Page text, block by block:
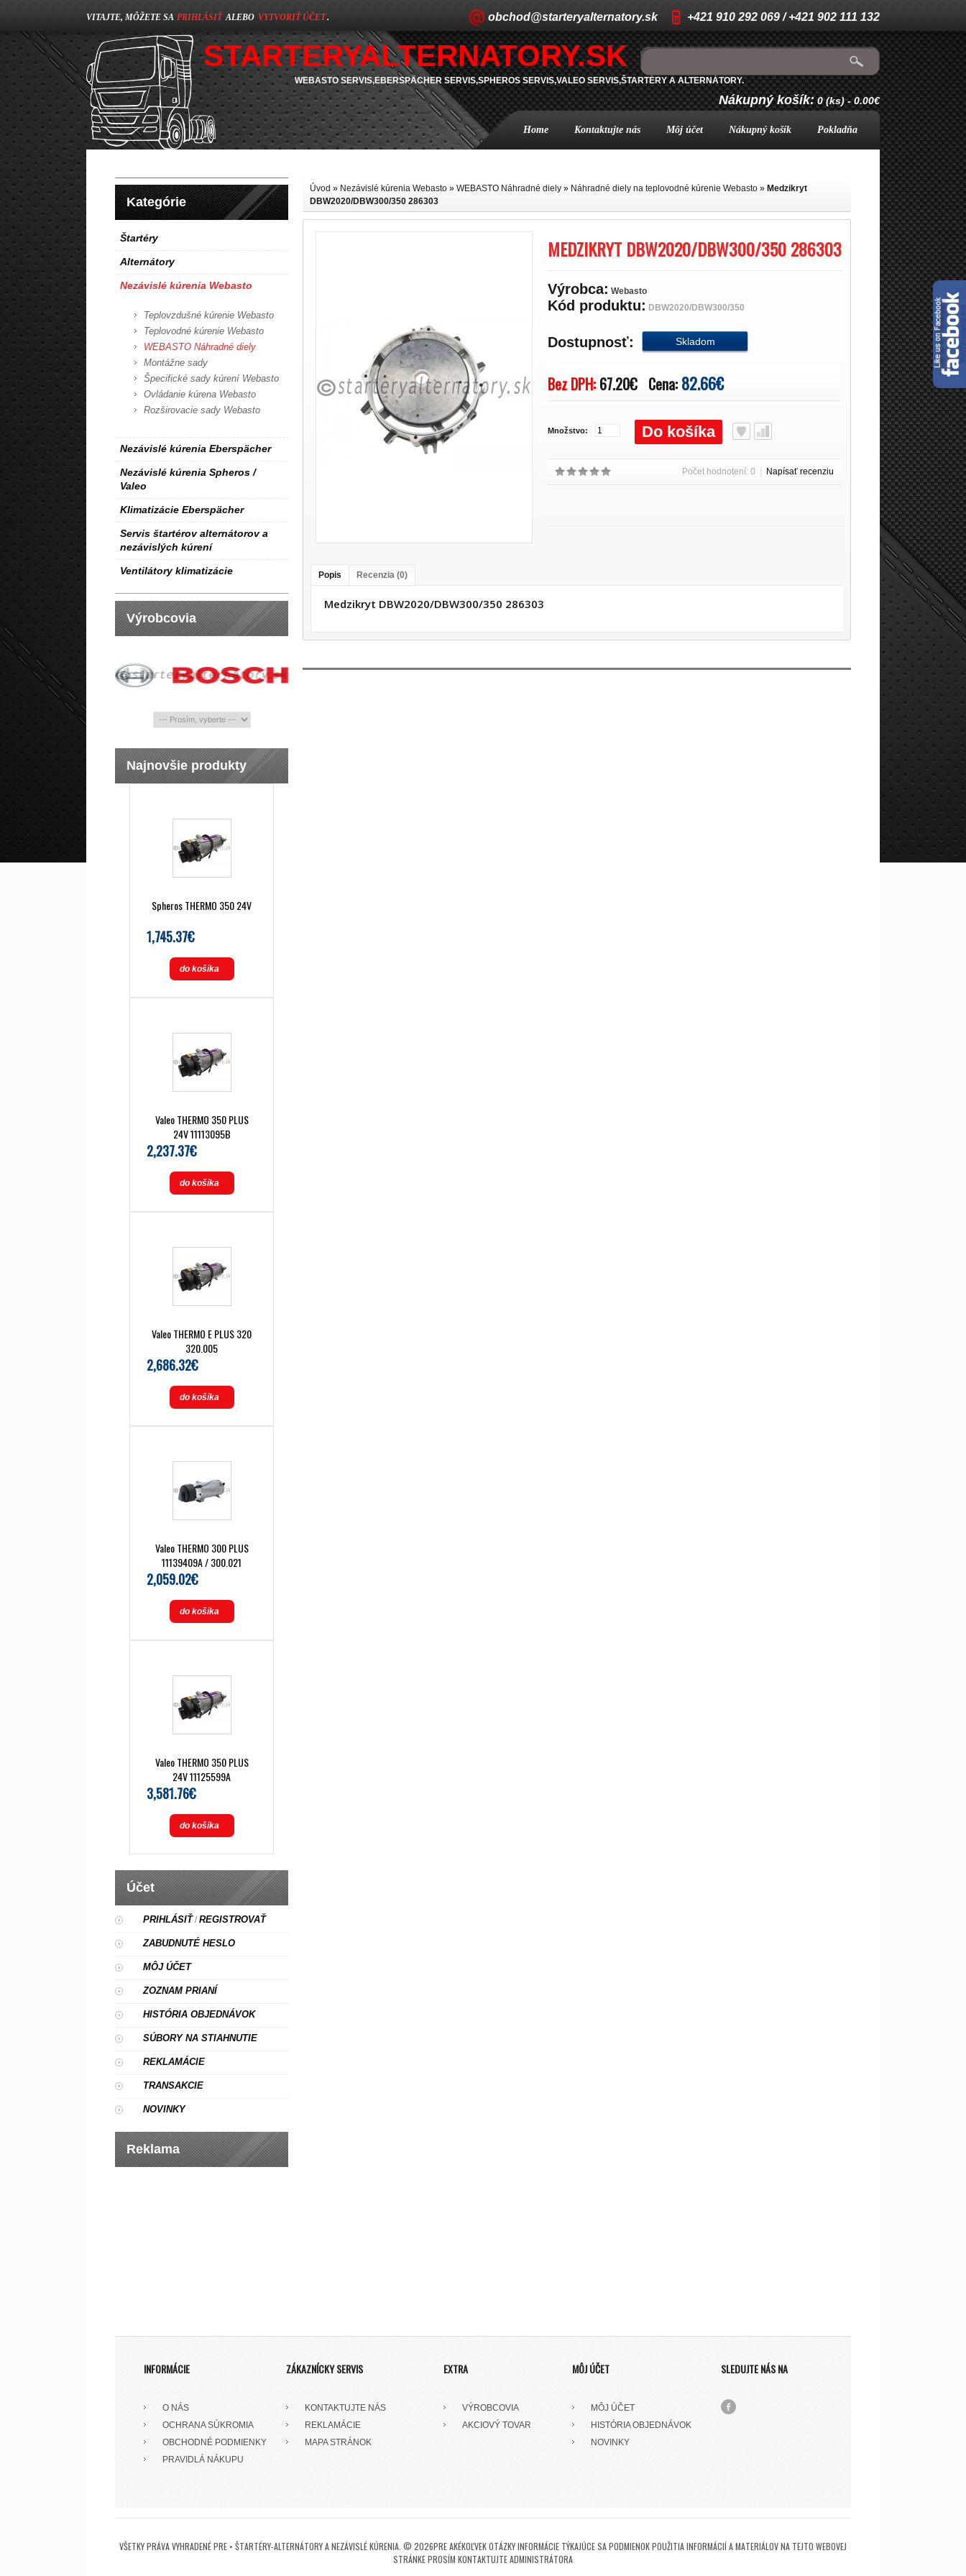
VITAJTE, MÔŽETE SA PRIHLÁSIŤ ALEBO VYTVORIŤ ÚČET. +421 910 292 069 / +421 902 111 132
obchod@starteryalternatory.sk
STARTERYALTERNATORY.SK
WEBASTO SERVIS,EBERSPÄCHER SERVIS,SPHEROS SERVIS,VALEO SERVIS,ŠTARTÉRY A ALTERNÁTORY.
Nákupný košík: 0 (ks) - 0.00€
Home Kontaktujte nás Môj účet Nákupný košík Pokladňa
Kategórie
Štartéry
Alternátory
Nezávislé kúrenia Webasto
Teplovzdušné kúrenie Webasto
Teplovodné kúrenie Webasto
WEBASTO Náhradné diely
Montážne sady
Špecifické sady kúrení Webasto
Ovládanie kúrena Webasto
Rozširovacie sady Webasto
Nezávislé kúrenia Eberspächer
Nezávislé kúrenia Spheros /
Valeo
Klimatizácie Eberspächer
Servis štartérov alternátorov a
nezávislých kúrení
Ventilátory klimatizácie
Výrobcovia
Najnovšie produkty
Spheros THERMO 350 24V
1,745.37€
do košíka
Valeo THERMO 350 PLUS
24V 11113095B
2,237.37€
do košíka
Valeo THERMO E PLUS 320
320.005
2,686.32€
do košíka
Valeo THERMO 300 PLUS
11139409A / 300.021
2,059.02€
do košíka
Valeo THERMO 350 PLUS
24V 11125599A
3,581.76€
do košíka
Účet
PRIHLÁSIŤ/REGISTROVAŤ
ZABUDNUTÉ HESLO
MÔJ ÚČET
ZOZNAM PRIANÍ
HISTÓRIA OBJEDNÁVOK
SÚBORY NA STIAHNUTIE
REKLAMÁCIE
TRANSAKCIE
NOVINKY
Reklama
Úvod » Nezávislé kúrenia Webasto » WEBASTO Náhradné diely » Náhradné diely na teplovodné kúrenie Webasto » Medzikryt
DBW2020/DBW300/350 286303
MEDZIKRYT DBW2020/DBW300/350 286303
Výrobca: Webasto
Kód produktu: DBW2020/DBW300/350
Dostupnosť: Skladom
Bez DPH: 67.20€ Cena: 82.66€
Množstvo: Do košíka
Počet hodnotení: 0 Napísať recenziu
Popis Recenzia (0)
Medzikryt DBW2020/DBW300/350 286303
INFORMÁCIE
O NÁS
OCHRANA SÚKROMIA
OBCHODNÉ PODMIENKY
PRAVIDLÁ NÁKUPU
ZÁKAZNÍCKY SERVIS
KONTAKTUJTE NÁS
REKLAMÁCIE
MAPA STRÁNOK
EXTRA
VÝROBCOVIA
AKCIOVÝ TOVAR
MÔJ ÚČET
MÔJ ÚČET
HISTÓRIA OBJEDNÁVOK
NOVINKY
SLEDUJTE NÁS NA
VŠETKY PRÁVA VYHRADENÉ PRE • ŠTARTÉRY-ALTERNÁTORY A NEZÁVISLÉ KÚRENIA. © 2026PRE AKÉKOĽVEK OTÁZKY INFORMÁCIE TÝKAJÚCE SA PODMIENOK POUŽITIA INFORMÁCIÍ A MATERIÁLOV NA TEJTO WEBOVEJ
STRÁNKE PROSÍM KONTAKTUJTE ADMINISTRÁTORA